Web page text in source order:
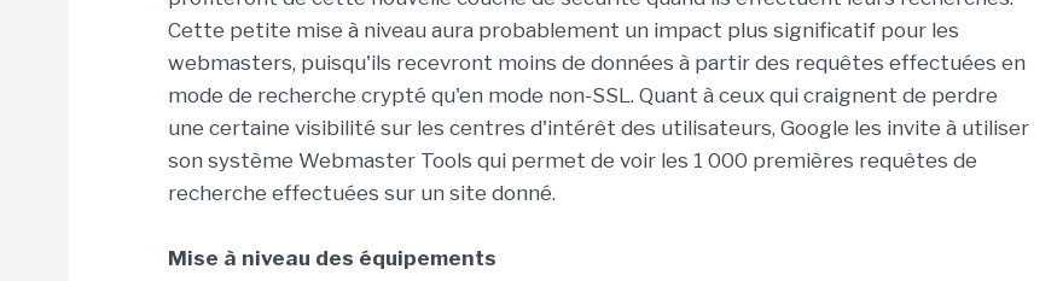
Cette petite mise à niveau aura probablement un impact plus significatif pour les
webmasters, puisqu'ils recevront moins de données à partir des requêtes effectuées en
mode de recherche crypté qu'en mode non-SSL. Quant à ceux qui craignent de perdre
une certaine visibilité sur les centres d'intérêt des utilisateurs, Google les invite à utiliser
son système Webmaster Tools qui permet de voir les 1 000 premières requêtes de
recherche effectuées sur un site donné.
Mise à niveau des équipements